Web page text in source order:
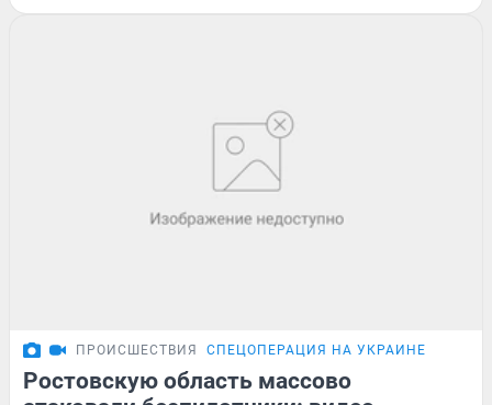
ПРОИСШЕСТВИЯ СПЕЦОПЕРАЦИЯ НА УКРАИНЕ
Ростовскую область массово